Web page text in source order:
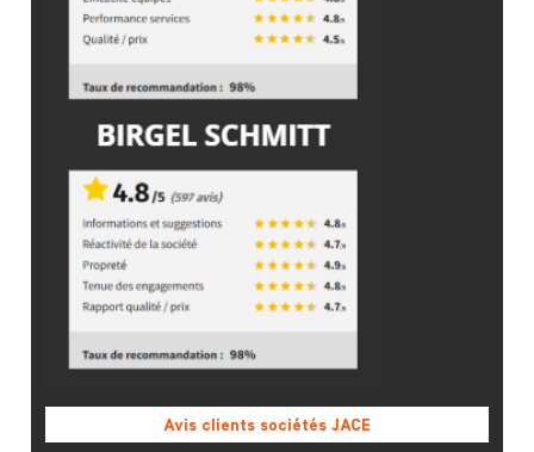
Avis clients sociétés JACE